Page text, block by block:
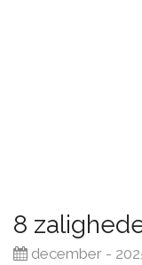
8
december -